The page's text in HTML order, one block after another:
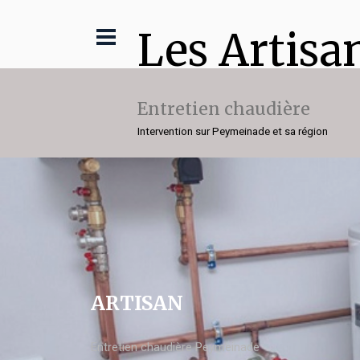
Les
Entretien chaudière
Intervention sur Peymeinade et sa région
ARTISAN
Entretien chaudière Peymeinade